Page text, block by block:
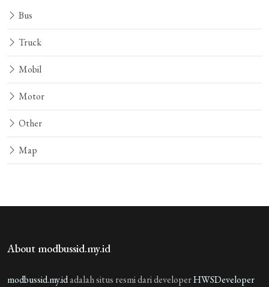
Bus
Truck
Mobil
Motor
Other
Map
About modbussid.my.id
modbussid.my.idadalah situs resmi dari developerHWSDeveloper